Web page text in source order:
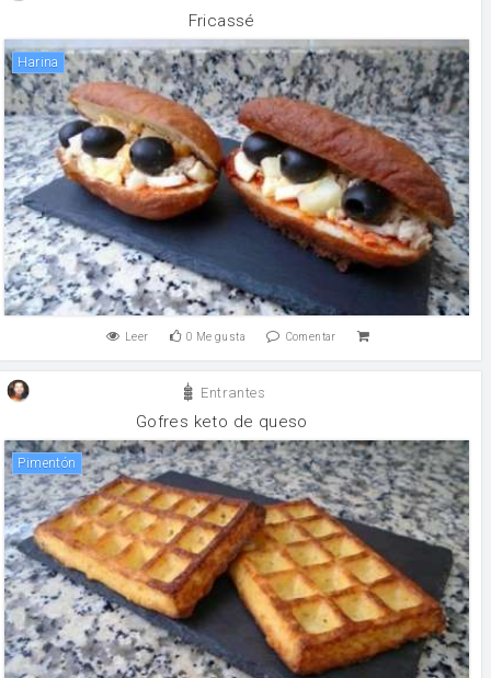
Fricassé
harina
Leer 0 Me gusta Comentar
Entrantes
Gofres keto de queso
Pimentón